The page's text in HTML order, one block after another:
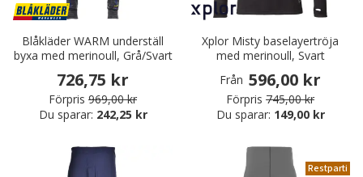
Blåkläder WARM underställ
byxa med merinoull, Grå/Svart
726,75 kr
Förpris 969,00 kr
Du sparar: 242,25 kr
Xplor Misty baselayertröja
med merinoull, Svart
Från 596,00 kr
Förpris 745,00 kr
Du sparar: 149,00 kr
Restparti